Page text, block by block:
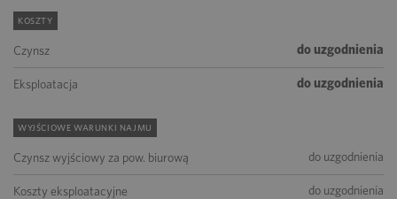
KOSZTY
Czynsz do uzgodnienia
Eksploatacja do uzgodnienia
WYJŚCIOWE WARUNKI NAJMU
Czynsz wyjściowy za pow. biurową do uzgodnienia
Koszty eksploatacyjne do uzgodnienia